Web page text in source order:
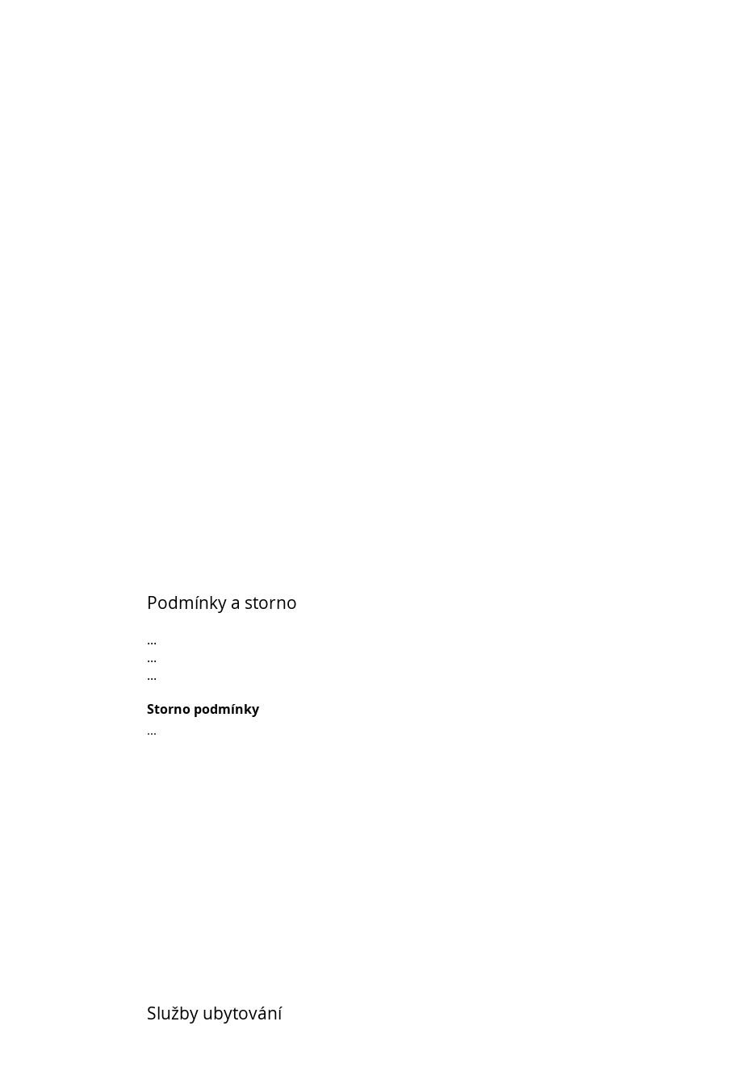
Podmínky a storno
...
...
...
Storno podmínky
...
Služby ubytování